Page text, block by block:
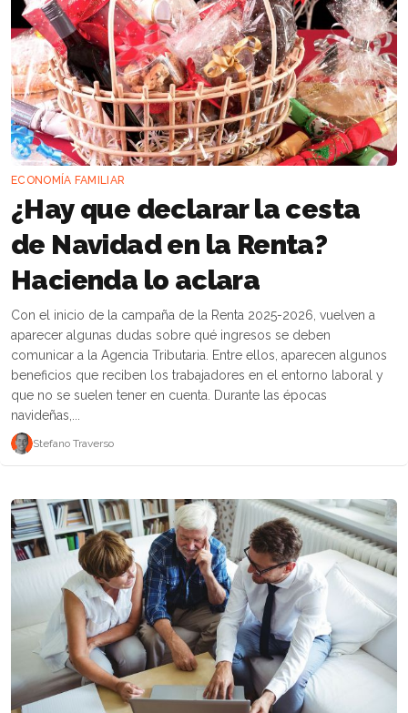
ECONOMÍA FAMILIAR
¿Hay que declarar la cesta
de Navidad en la Renta?
Hacienda lo aclara
Con el inicio de la campaña de la Renta 2025-2026, vuelven a
aparecer algunas dudas sobre qué ingresos se deben
comunicar a la Agencia Tributaria. Entre ellos, aparecen algunos
beneficios que reciben los trabajadores en el entorno laboral y
que no se suelen tener en cuenta. Durante las épocas
navideñas,...
Stefano Traverso